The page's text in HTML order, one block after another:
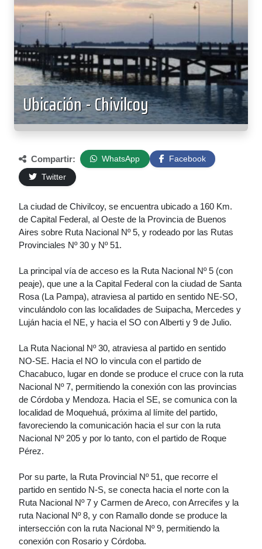
Ubicación - Chivilcoy
Compartir: WhatsApp
Facebook
Twitter
La ciudad de Chivilcoy, se encuentra ubicado a 160 Km.
de Capital Federal, al Oeste de la Provincia de Buenos
Aires sobre Ruta Nacional Nº 5, y rodeado por las Rutas
Provinciales Nº 30 y Nº 51.
La principal vía de acceso es la Ruta Nacional Nº 5 (con
peaje), que une a la Capital Federal con la ciudad de Santa
Rosa (La Pampa), atraviesa al partido en sentido NE-SO,
vinculándolo con las localidades de Suipacha, Mercedes y
Luján hacia el NE, y hacia el SO con Alberti y 9 de Julio.
La Ruta Nacional Nº 30, atraviesa al partido en sentido
NO-SE. Hacia el NO lo vincula con el partido de
Chacabuco, lugar en donde se produce el cruce con la ruta
Nacional Nº 7, permitiendo la conexión con las provincias
de Córdoba y Mendoza. Hacia el SE, se comunica con la
localidad de Moquehuá, próxima al límite del partido,
favoreciendo la comunicación hacia el sur con la ruta
Nacional Nº 205 y por lo tanto, con el partido de Roque
Pérez.
Por su parte, la Ruta Provincial Nº 51, que recorre el
partido en sentido N-S, se conecta hacia el norte con la
Ruta Nacional Nº 7 y Carmen de Areco, con Arrecifes y la
ruta Nacional Nº 8, y con Ramallo donde se produce la
intersección con la ruta Nacional Nº 9, permitiendo la
conexión con Rosario y Córdoba.